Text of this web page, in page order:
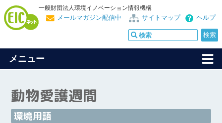
一般財団法人環境イノベーション情報機構
ヘルプ
サイトマップ
メールマガジン配信中
メニュー
動物愛護週間
環境用語